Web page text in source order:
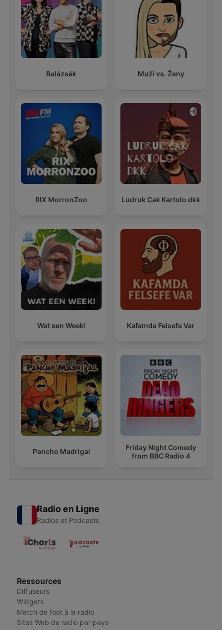
Balázsék Muži vs. Ženy
RIX MorronZoo Ludruk Cak Kartolo dkk
Wat een Week! Kafamda Felsefe Var
Pancho Madrigal
Friday Night Comedy
from BBC Radio 4
Radio en Ligne
Radios et Podcasts
Ressources
Diffuseurs
Widgets
Match de foot à la radio
Sites Web de radio par pays